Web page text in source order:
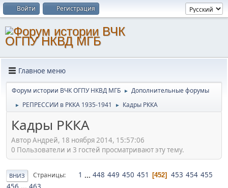
Войти Регистрация
Главное меню
Форум истории ВЧК ОГПУ НКВД МГБ ► Дополнительные форумы
► РЕПРЕССИИ в РККА 1935-1941 ► Кадры РККА
Кадры РККА
Автор Андрей, 18 ноября 2014, 15:57:06
0 Пользователи и 3 гостей просматривают эту тему.
ВНИЗ Страницы 1 ... 448 449 450 451 452 453 454 455